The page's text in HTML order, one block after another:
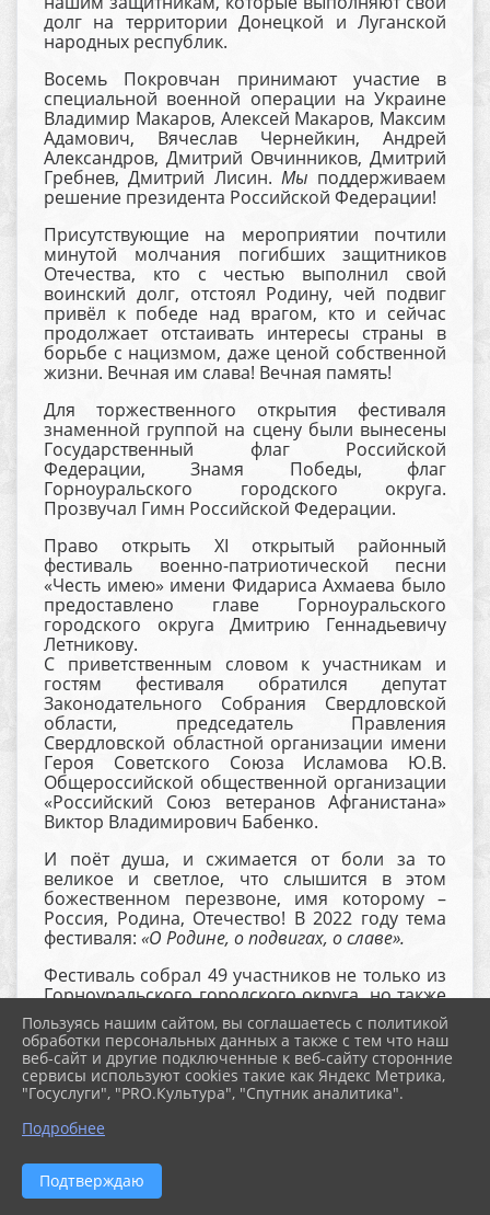
долг на территории Донецкой и Луганской
народных республик.
Восемь Покровчан принимают участие в
специальной военной операции на Украине
Владимир Макаров, Алексей Макаров, Максим
Адамович, Вячеслав Чернейкин, Андрей
Александров, Дмитрий Овчинников, Дмитрий
Гребнев, Дмитрий Лисин. Мы поддерживаем
решение президента Российской Федерации!
Присутствующие на мероприятии почтили
минутой молчания погибших защитников
Отечества, кто с честью выполнил свой
воинский долг, отстоял Родину, чей подвиг
привёл к победе над врагом, кто и сейчас
продолжает отстаивать интересы страны в
борьбе с нацизмом, даже ценой собственной
жизни. Вечная им слава! Вечная память!
Для торжественного открытия фестиваля
знаменной группой на сцену были вынесены
Государственный флаг Российской
Федерации, Знамя Победы, флаг
Горноуральского городского округа.
Прозвучал Гимн Российской Федерации.
Право открыть XI открытый районный
фестиваль военно-патриотической песни
«Честь имею» имени Фидариса Ахмаева было
предоставлено главе Горноуральского
городского округа Дмитрию Геннадьевичу
Летникову.
С приветственным словом к участникам и
гостям фестиваля обратился депутат
Законодательного Собрания Свердловской
области, председатель Правления
Свердловской областной организации имени
Героя Советского Союза Исламова Ю.В.
Общероссийской общественной организации
«Российский Союз ветеранов Афганистана»
Виктор Владимирович Бабенко.
И поёт душа, и сжимается от боли за то
великое и светлое, что слышится в этом
божественном перезвоне, имя которому –
Россия, Родина, Отечество! В 2022 году тема
фестиваля: «О Родине, о подвигах, о славе».
Фестиваль собрал 49 участников не только из
Горноуральского городского округа, но также
и из других городов и регионов.
Конкурсантов оценивало жюри фестиваля в
составе:
Евгения Анатольевича Мишунина -
общественной организации «Совет
Северном Кавказе;
Сергея Владимировича Земцова - автора-
Пользуясь нашим сайтом, вы соглашаетесь с политикой
обработки персональных данных а также с тем что наш
веб-сайт и другие подключенные к веб-сайту сторонние
сервисы используют cookies такие как Яндекс Метрика,
"Госуслуги", "PRO.Культура", "Спутник аналитика".
Подробнее
Подтверждаю